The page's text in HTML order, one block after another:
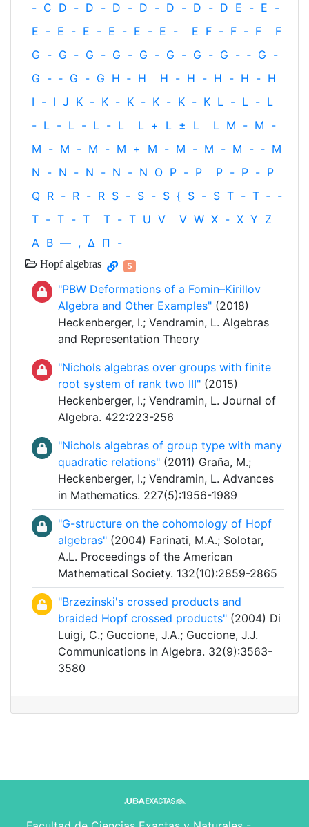
- C D - D - D - D - D - D - D E - E -
E - E - E - E - E - E - E F - F - F
F
G - G - G - G - G - G - G - G - ‐ G -
G - ‐ G - G H ‐ H H - H - H - H - H
I - I J K - K - K - K - K - K L - L - L
- L - L - L - L L + L ± L L M - M -
M - M - M - M + M - M - M - M - ‐ M
N - N - N - N - N O P - P P - P - P
Q R - R - R S - S - S { S - S T - T ‐ -
T - T - T T - T U V V W X - X Y Z
Α Β — , Δ Π -
Hopf algebras 5
"PBW Deformations of a Fomin–Kirillov
Algebra and Other Examples" (2018)
Heckenberger, I.; Vendramin, L. Algebras
and Representation Theory
"Nichols algebras over groups with finite
root system of rank two III" (2015)
Heckenberger, I.; Vendramin, L. Journal of
Algebra. 422:223-256
"Nichols algebras of group type with many
quadratic relations" (2011) Graña, M.;
Heckenberger, I.; Vendramin, L. Advances
in Mathematics. 227(5):1956-1989
"G-structure on the cohomology of Hopf
algebras" (2004) Farinati, M.A.; Solotar,
A.L. Proceedings of the American
Mathematical Society. 132(10):2859-2865
"Brzezinski's crossed products and
braided Hopf crossed products" (2004) Di
Luigi, C.; Guccione, J.A.; Guccione, J.J.
Communications in Algebra. 32(9):3563-
3580